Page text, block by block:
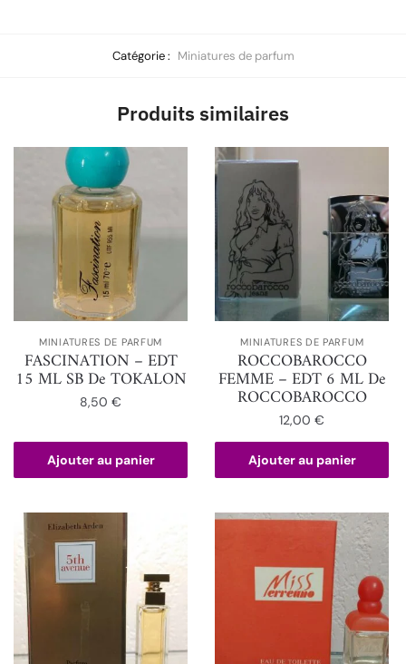
Catégorie : Miniatures de parfum
Produits similaires
MINIATURES DE PARFUM
FASCINATION – EDT
15 ML SB De TOKALON
8,50€
Ajouter au panier
MINIATURES DE PARFUM
ROCCOBAROCCO
FEMME – EDT 6 ML De
ROCCOBAROCCO
12,00€
Ajouter au panier